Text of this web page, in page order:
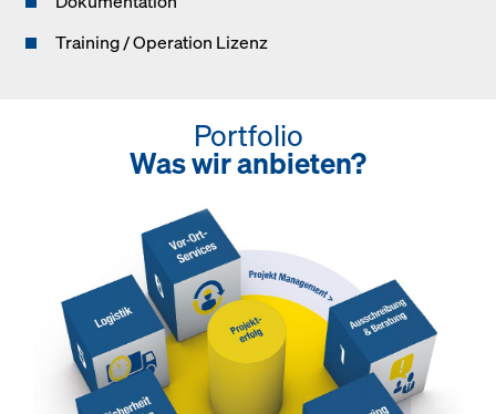
Training / Operation Lizenz
Portfolio
Was wir anbieten?